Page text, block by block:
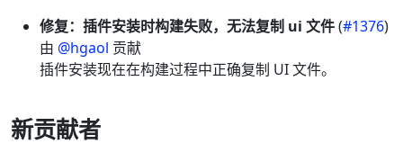
修复：插件安装时构建失败，无法复制 ui 文件(#1376)
由 @hgaol 贡献
插件安装现在在构建过程中正确复制 UI 文件。
新贡献者